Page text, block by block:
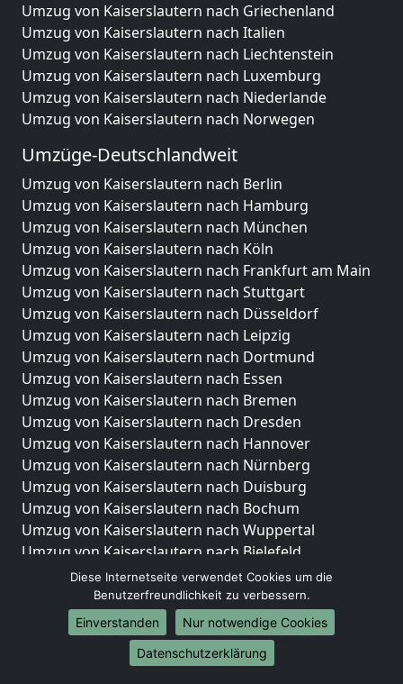
Umzug von Kaiserslautern nach Griechenland
Umzug von Kaiserslautern nach Italien
Umzug von Kaiserslautern nach Liechtenstein
Umzug von Kaiserslautern nach Luxemburg
Umzug von Kaiserslautern nach Niederlande
Umzug von Kaiserslautern nach Norwegen
Umzüge-Deutschlandweit
Umzug von Kaiserslautern nach Berlin
Umzug von Kaiserslautern nach Hamburg
Umzug von Kaiserslautern nach München
Umzug von Kaiserslautern nach Köln
Umzug von Kaiserslautern nach Frankfurt am Main
Umzug von Kaiserslautern nach Stuttgart
Umzug von Kaiserslautern nach Düsseldorf
Umzug von Kaiserslautern nach Leipzig
Umzug von Kaiserslautern nach Dortmund
Umzug von Kaiserslautern nach Essen
Umzug von Kaiserslautern nach Bremen
Umzug von Kaiserslautern nach Dresden
Umzug von Kaiserslautern nach Hannover
Umzug von Kaiserslautern nach Nürnberg
Umzug von Kaiserslautern nach Duisburg
Umzug von Kaiserslautern nach Bochum
Umzug von Kaiserslautern nach Wuppertal
Umzug von Kaiserslautern nach Bielefeld
Umzug von Kaiserslautern nach Bonn
Umzug von Kaiserslautern nach Münster
Internationale-Umzüge
Umzug von Kaiserslautern nach Brasilien
Diese Internetseite verwendet Cookies um die
Benutzerfreundlichkeit zu verbessern.
Einverstanden
Nur notwendige Cookies
Datenschutzerklärung